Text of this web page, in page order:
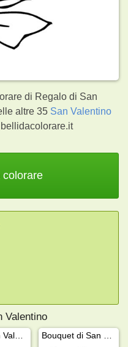
di Regalo di San
altre 35 San Valentino
colorare
Valentino